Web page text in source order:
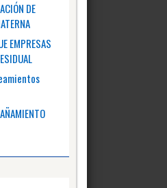
DE
EMPRESAS